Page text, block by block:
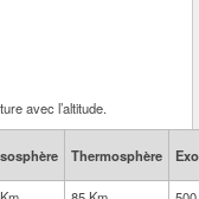
avec l’altitude.
Thermosphère